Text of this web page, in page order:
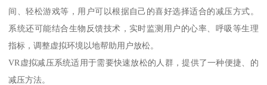
间、轻松游戏等，用户可以根据自己的喜好选择适合的减压方式。
系统还可能结合生物反馈技术，实时监测用户的心率、呼吸等生理
指标，调整虚拟环境以地帮助用户放松。
VR虚拟减压系统适用于需要快速放松的人群，提供了一种便捷、的
减压方法。